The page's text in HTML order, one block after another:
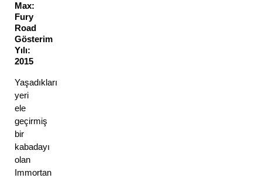
Max:
Fury
Road
Gösterim
Yılı:
2015
Yaşadıkları
yeri
ele
geçirmiş
bir
kabadayı
olan
Immortan